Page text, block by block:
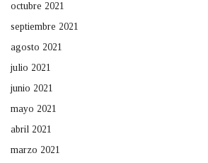
octubre 2021
septiembre 2021
agosto 2021
julio 2021
junio 2021
mayo 2021
abril 2021
marzo 2021